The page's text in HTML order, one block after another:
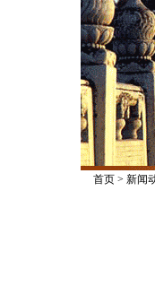
首页> 新闻